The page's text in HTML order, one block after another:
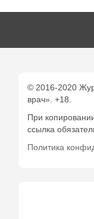
© 2016-2020
врач». +18.
При
ссылка
Политика